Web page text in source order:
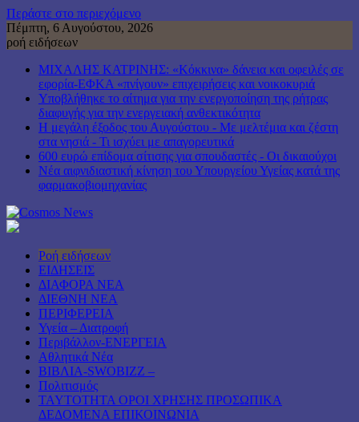
Περάστε στο περιεχόμενο
Πέμπτη, 6 Αυγούστου, 2026
ροή ειδήσεων
ΜΙΧΑΛΗΣ ΚΑΤΡΙΝΗΣ: «Κόκκινα» δάνεια και οφειλές σε
εφορία-ΕΦΚΑ «πνίγουν» επιχειρήσεις και νοικοκυριά
Υποβλήθηκε το αίτημα για την ενεργοποίηση της ρήτρας
διαφυγής για την ενεργειακή ανθεκτικότητα
Η μεγάλη έξοδος του Αυγούστου - Με μελτέμια και ζέστη
στα νησιά - Τι ισχύει με απαγορευτικά
600 ευρώ επίδομα σίτισης για σπουδαστές - Οι δικαιούχοι
Νέα αιφνιδιαστική κίνηση του Υπουργείου Υγείας κατά της
φαρμακοβιομηχανίας
Ροή ειδήσεων
ΕΙΔΗΣΕΙΣ
ΔΙΑΦΟΡΑ ΝΕΑ
ΔΙΕΘΝΗ ΝΕΑ
ΠΕΡΙΦΕΡΕΙΑ
Υγεία – Διατροφή
Περιβάλλον-ΕΝΕΡΓΕΙΑ
Αθλητικά Νέα
ΒΙΒΛΙΑ-SWOBIZZ –
Πολιτισμός
TAYTOTHTA ΟΡΟΙ ΧΡΗΣΗΣ ΠΡΟΣΩΠΙΚΑ
ΔΕΔΟΜΕΝΑ ΕΠΙΚΟΙΝΩΝΙΑ